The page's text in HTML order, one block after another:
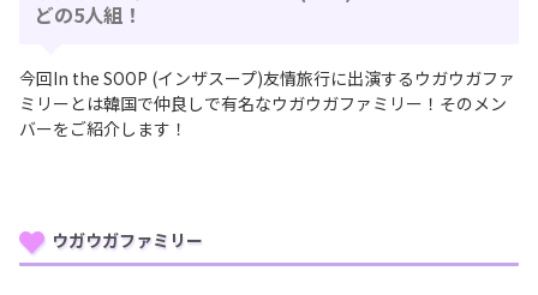
どの5人組！
今回In the SOOP (インザスープ)友情旅行に出演するウガウガファ
ミリーとは韓国で仲良しで有名なウガウガファミリー！そのメン
バーをご紹介します！
ウガウガファミリー